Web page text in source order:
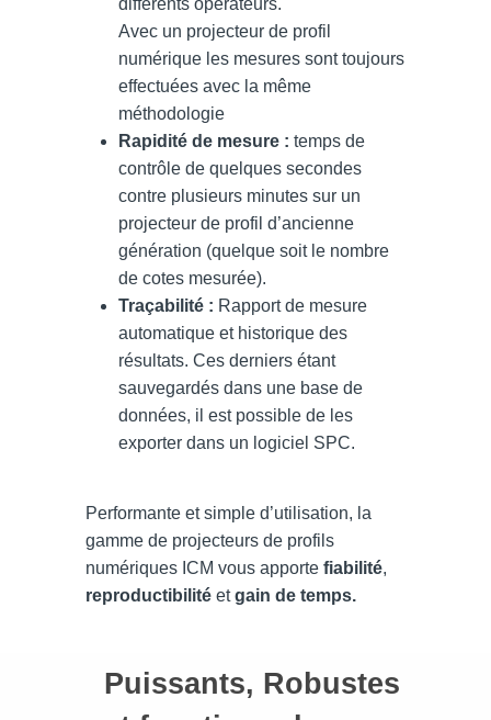
Avec un projecteur de profil
numérique les mesures sont toujours
effectuées avec la même
méthodologie
Rapidité de mesure : temps de
contrôle de quelques secondes
contre plusieurs minutes sur un
projecteur de profil d’ancienne
génération (quelque soit le nombre
de cotes mesurée).
Traçabilité : Rapport de mesure
automatique et historique des
résultats. Ces derniers étant
sauvegardés dans une base de
données, il est possible de les
exporter dans un logiciel SPC.
Performante et simple d’utilisation, la
gamme de projecteurs de profils
numériques ICM vous apportefiabilité,
reproductibilitéetgain de temps.
Puissants, Robustes